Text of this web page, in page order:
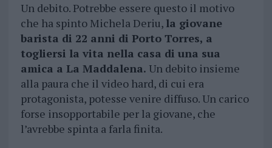
Un debito. Potrebbe essere questo il motivo
che ha spinto Michela Deriu, la giovane
barista di 22 anni di Porto Torres, a
togliersi la vita nella casa di una sua
amica a La Maddalena. Un debito insieme
alla paura che il video hard, di cui era
protagonista, potesse venire diffuso. Un carico
forse insopportabile per la giovane, che
l’avrebbe spinta a farla finita.